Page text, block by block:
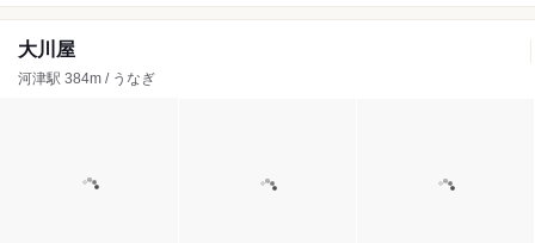
大川屋
河津駅 384m / うなぎ